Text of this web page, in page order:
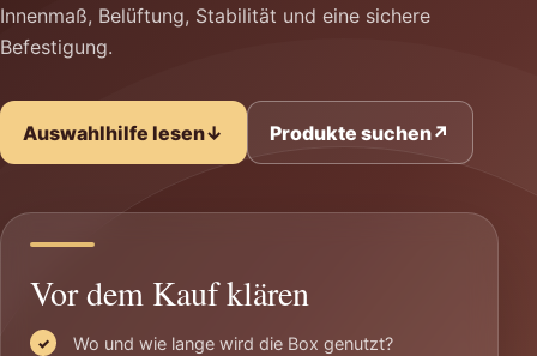
Innenmaß, Belüftung, Stabilität und eine sichere
Befestigung.
Auswahlhilfe lesen↓ Produkte suchen↗
Vor dem Kauf klären
Wo und wie lange wird die Box genutzt?